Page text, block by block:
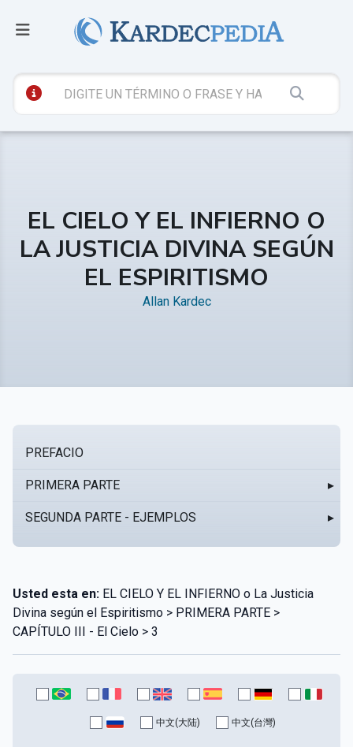
EL CIELO Y EL INFIERNO O
LA JUSTICIA DIVINA SEGÚN
EL ESPIRITISMO
Allan Kardec
PREFACIO
PRIMERA PARTE ▸
SEGUNDA PARTE - EJEMPLOS ▸
Usted esta en: EL CIELO Y EL INFIERNO o La Justicia
Divina según el Espiritismo > PRIMERA PARTE >
CAPÍTULO III - El Cielo > 3
中文(大陆) 中文(台灣)